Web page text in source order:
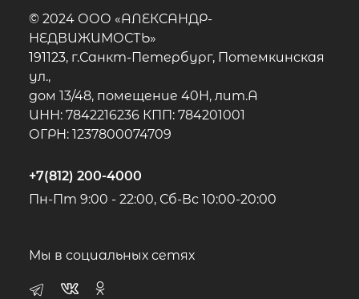
© 2024 ООО «АЛЕКСАНДР-
НЕДВИЖИМОСТЬ»
191123, г.Санкт-Петербург, Потемкинская
ул.,
дом 13/48, помещение 40Н, лит.А
ИНН: 7842216236 КПП: 784201001
ОГРН: 1237800074709
+7(812) 200-4000
Пн-Пт 9:00 - 22:00, Сб-Вс 10:00-20:00
Мы в социальных сетях